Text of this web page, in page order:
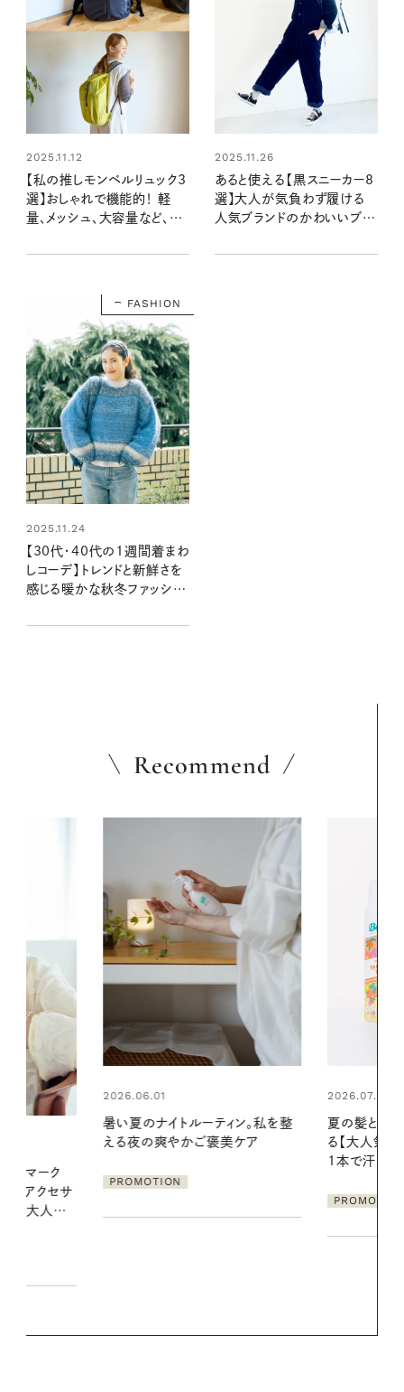
2025.11.12
【私の推しモンベルリュック3
選】おしゃれで機能的！ 軽
量、メッシュ、大容量など、用
利な3型はコレ！
2025.11.26
あると使える【黒スニーカー8
選】大人が気負わず履ける
人気ブランドのかわいいブラ
FASHION
2025.11.24
【30代・40代の1週間着まわ
しコーデ】トレンドと新鮮さを
感じる暖かな秋冬ファッショ
Recommend
2026.07.24
夏の髪と心が瞬時にリフレッシュす
る【大人気のドライシャンプー】 この
2026.06.01
お出かけ前
の一日。汗ば
に過ごす私